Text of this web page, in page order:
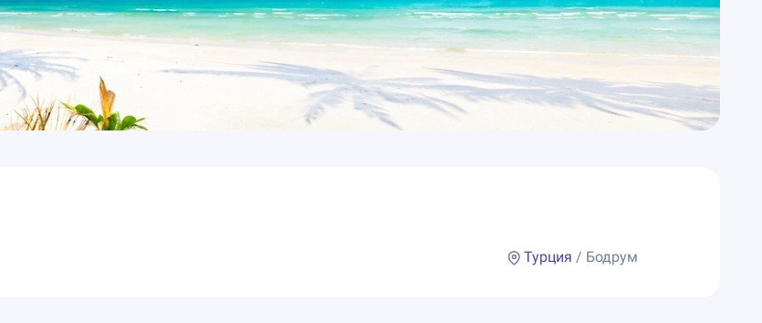
Турция / Бодрум